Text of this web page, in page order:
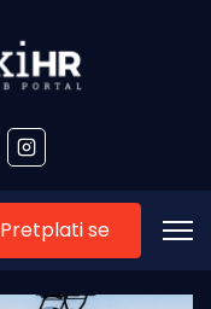
Pretplati se